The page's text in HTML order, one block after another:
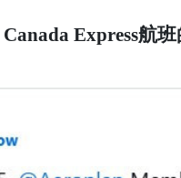
Express航